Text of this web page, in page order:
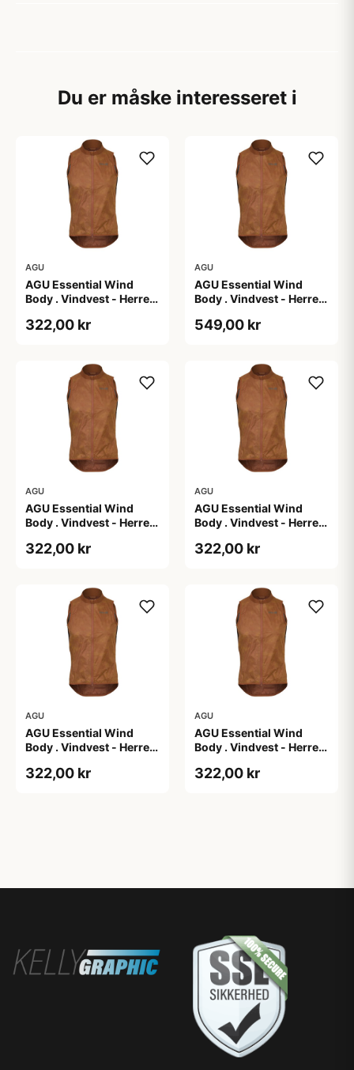
Du er måske interesseret i
AGU
AGU Essential Wind
Body . Vindvest - Herre -
322,00 kr
AGU
AGU Essential Wind
Body . Vindvest - Herre -
549,00 kr
AGU
AGU Essential Wind
Body . Vindvest - Herre -
322,00 kr
AGU
AGU Essential Wind
Body . Vindvest - Herre -
322,00 kr
AGU
AGU Essential Wind
Body . Vindvest - Herre -
322,00 kr
AGU
AGU Essential Wind
Body . Vindvest - Herre -
322,00 kr